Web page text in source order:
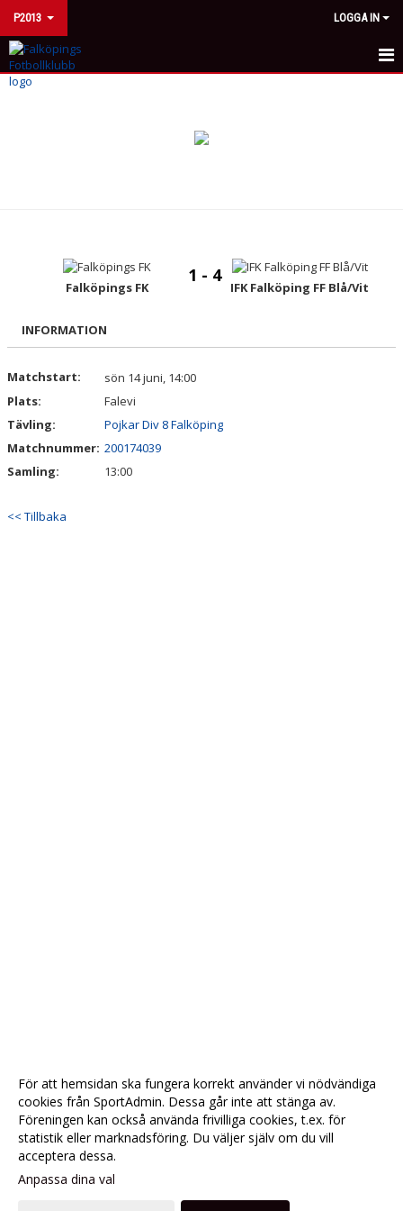
P2013 LOGGA IN
HEM
BILDGALLERI
DOKUMENT
Falköpings FK
1 - 4
IFK Falköping FF Blå/Vit
INFORMATION
Matchstart:
sön 14 juni, 14:00
Plats:
Falevi
Tävling:
Pojkar Div 8 Falköping
Matchnummer: 200174039
Samling:
13:00
<< Tillbaka
För att hemsidan ska fungera korrekt använder vi nödvändiga
cookies från SportAdmin. Dessa går inte att stänga av.
Föreningen kan också använda frivilliga cookies, t.ex. för
statistik eller marknadsföring. Du väljer själv om du vill
acceptera dessa.
Anpassa dina val